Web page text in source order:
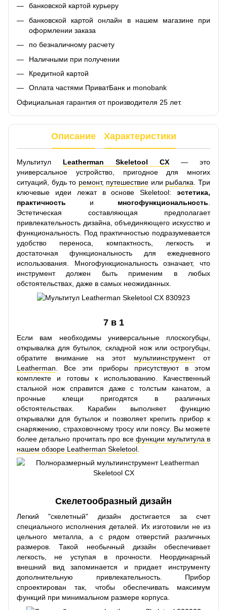
банковской картой курьеру
банковской картой онлайн в нашем магазине при
оформлении заказа
по безналичному расчету
Наличными при получении
Кредитной картой
Оплата частями ПриватБанк и monobank
Официальная гарантия от производителя 25 лет.
Описание Характеристики
Мультитул Leatherman Skeletool CX — это
универсальное устройство, пригодное для многих
ситуаций, будь то ремонт, путешествие или рыбалка . Три
ключевые идеи лежат в основе Skeletool: эстетика,
практичность и многофункциональность
Эстетическая составляющая предполагает
привлекательность дизайна, объединяющего искусство и
функциональность. Под практичностью подразумевается
удобство переноса, компактность, легкость и
достаточная функциональность для ежедневного
использования. Многофункциональность означает, что
инструмент должен быть применим в любых
обстоятельствах, даже в самых неожиданных.
7 в 1
Если вам необходимы универсальные плоскогубцы,
открывалка для бутылок, складной нож или острогубцы,
обратите внимание на этот мультиинструментот
Leatherman . Все эти приборы присутствуют в этом
комплекте и готовы к использованию. Качественный
стальной нож справится даже с толстым канатом, а
прочные клещи пригодятся в различных
обстоятельствах. Карабин выполняет функцию
открывалки для бутылок и позволяет крепить прибор к
снаряжению, страховочному тросу или поясу. Вы можете
более детально прочитать про всефункции мультитула в
нашем обзоре Leatherman Skeletool
Скелетообразный дизайн
Легкий "скелетный" дизайн достигается за счет
специального исполнения деталей. Их изготовили не из
цельного металла, а с рядом отверстий различных
размеров. Такой необычный дизайн обеспечивает
легкость, не уступая в прочности. Неординарный
внешний вид запоминается и придает инструменту
дополнительную привлекательность. Прибор
спроектирован так, чтобы обеспечивать максимум
функций при минимальном размере корпуса.